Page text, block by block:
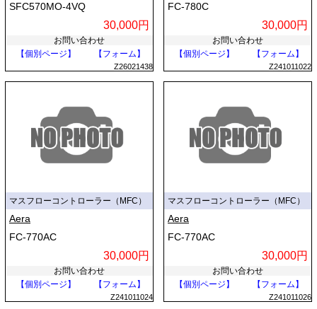
SFC570MO-4VQ
30,000円
お問い合わせ
【個別ページ】
【フォーム】
Z26021438
FC-780C
30,000円
お問い合わせ
【個別ページ】
【フォーム】
Z241011022
マスフローコントローラー（MFC）
Aera
FC-770AC
30,000円
お問い合わせ
【個別ページ】
【フォーム】
Z241011024
マスフローコントローラー（MFC）
Aera
FC-770AC
30,000円
お問い合わせ
【個別ページ】
【フォーム】
Z241011026